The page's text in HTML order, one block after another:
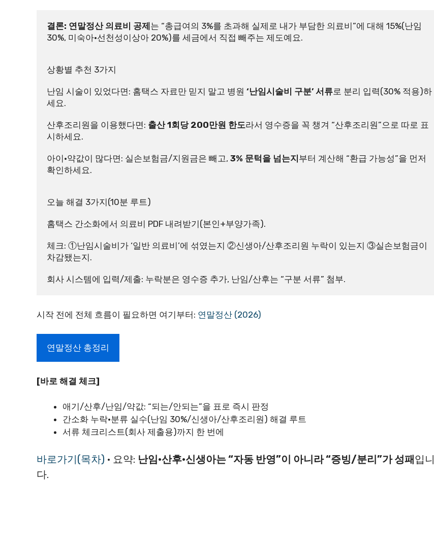
결론: 연말정산 의료비 공제 는 “총급여의 3%를 초과해 실제로 내가 부담한 의료비”에 대해 15%(난임
30%, 미숙아·선천성이상아 20%)를 세금에서 직접 빼주는 제도예요.
상황별 추천 3가지
난임 시술이 있었다면: 홈택스 자료만 믿지 말고 병원 ‘난임시술비 구분’ 서류로 분리 입력(30% 적용)하
세요.
산후조리원을 이용했다면: 출산 1회당 200만원 한도라서 영수증을 꼭 챙겨 “산후조리원”으로 따로 표
시하세요.
아이·약값이 많다면: 실손보험금/지원금은 빼고, 3% 문턱을 넘는지 부터 계산해 “환급 가능성”을 먼저
확인하세요.
오늘 해결 3가지(10분 루트)
홈택스 간소화에서 의료비 PDF 내려받기(본인+부양가족).
체크: ①난임시술비가 ‘일반 의료비’에 섞였는지 ②신생아/산후조리원 누락이 있는지 ③실손보험금이
차감됐는지.
회사 시스템에 입력/제출: 누락분은 영수증 추가, 난임/산후는 “구분 서류” 첨부.
시작 전에 전체 흐름이 필요하면 여기부터: 연말정산 (2026)
연말정산 총정리
[바로 해결 체크]
애기/산후/난임/약값: “되는/안되는”을 표로 즉시 판정
간소화 누락·분류 실수(난임 30%/신생아/산후조리원) 해결 루트
서류 체크리스트(회사 제출용)까지 한 번에
바로가기(목차) · 요약: 난임·산후·신생아는 “자동 반영”이 아니라 “증빙/분리”가 성패입니
다.